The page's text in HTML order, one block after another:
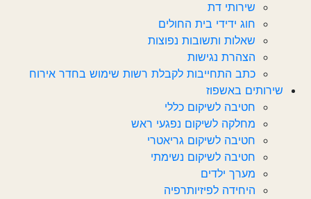
שירותי דת
חוג ידידי בית החולים
שאלות ותשובות נפוצות
הצהרת נגישות
כתב התחייבות לקבלת רשות שימוש בחדר אירוח
שירותים באשפוז
חטיבה לשיקום כללי
מחלקה לשיקום נפגעי ראש
חטיבה לשיקום גריאטרי
חטיבה לשיקום נשימתי
מערך ילדים
היחידה לפיזיותרפיה